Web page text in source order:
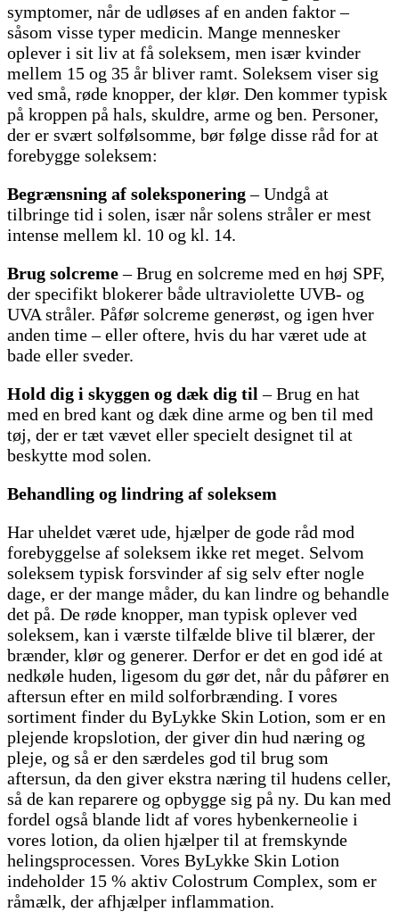
symptomer, når de udløses af en anden faktor –
såsom visse typer medicin. Mange mennesker
oplever i sit liv at få soleksem, men især kvinder
mellem 15 og 35 år bliver ramt. Soleksem viser sig
ved små, røde knopper, der klør. Den kommer typisk
på kroppen på hals, skuldre, arme og ben. Personer,
der er svært solfølsomme, bør følge disse råd for at
forebygge soleksem:
Begrænsning af soleksponering– Undgå at
tilbringe tid i solen, især når solens stråler er mest
intense mellem kl. 10 og kl. 14.
Brug solcreme– Brug en solcreme med en høj SPF,
der specifikt blokerer både ultraviolette UVB- og
UVA stråler. Påfør solcreme generøst, og igen hver
anden time – eller oftere, hvis du har været ude at
bade eller sveder.
Hold dig i skyggen og dæk dig til – Brug en hat
med en bred kant og dæk dine arme og ben til med
tøj, der er tæt vævet eller specielt designet til at
beskytte mod solen.
Behandling og lindring af soleksem
Har uheldet været ude, hjælper de gode råd mod
forebyggelse af soleksem ikke ret meget. Selvom
soleksem typisk forsvinder af sig selv efter nogle
dage, er der mange måder, du kan lindre og behandle
det på. De røde knopper, man typisk oplever ved
soleksem, kan i værste tilfælde blive til blærer, der
brænder, klør og generer. Derfor er det en god idé at
nedkøle huden, ligesom du gør det, når du påfører en
aftersun efter en mild solforbrænding. I vores
sortiment finder du ByLykke Skin Lotion, som er en
plejende kropslotion, der giver din hud næring og
pleje, og så er den særdeles god til brug som
aftersun, da den giver ekstra næring til hudens celler,
så de kan reparere og opbygge sig på ny. Du kan med
fordel også blande lidt af vores hybenkerneolie i
vores lotion, da olien hjælper til at fremskynde
helingsprocessen. Vores ByLykke Skin Lotion
indeholder 15 % aktiv Colostrum Complex, som er
råmælk, der afhjælper inflammation.